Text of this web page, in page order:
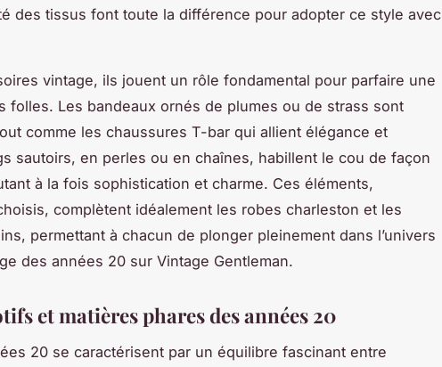
des tissus font toute la différence pour adopter ce style avec
vintage, ils jouent un rôle fondamental pour parfaire une
folles. Les bandeaux ornés de plumes ou de strass sont
comme les chaussures T-bar qui allient élégance et
sautoirs, en perles ou en chaînes, habillent le cou de façon
à la fois sophistication et charme. Ces éléments,
complètent idéalement les robes charleston et les
permettant à chacun de plonger pleinement dans l’univers
des années 20 sur Vintage Gentleman.
et matières phares des années 20
20 se caractérisent par un équilibre fascinant entre